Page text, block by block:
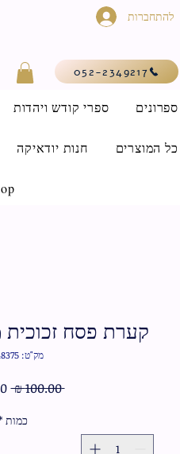
להתחברות
052-2349217
ספרי קודש ויהדות ספרונים
חנות יודאיקה כל המוצרים
קערת פסח זכוכית
מק"ט: UK48375
‏100.00 ‏₪
‏92.00 ‏₪
כמות